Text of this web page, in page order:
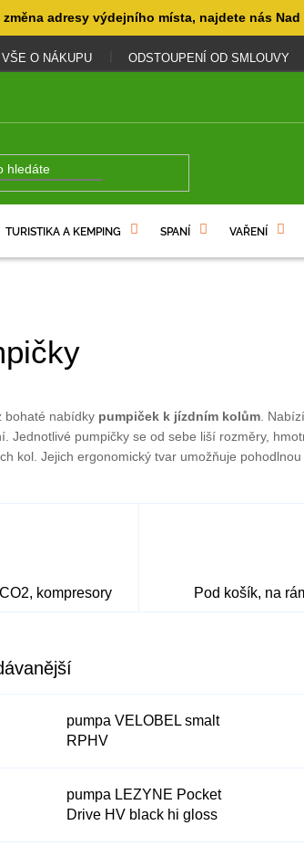
změna adresy výdejního místa, najdete nás
VŠE O NÁKUPU ODSTOUPENÍ OD SMLOUVY
TURISTIKA A KEMPING SPANÍ VAŘENÍ
bohaté nabídky pumpiček k jízdním kolům.
Jednotlivé pumpičky se od sebe liší rozměry,
kol. Jejich ergonomický tvar umožňuje
CO2, kompresory Pod košík, na
pumpa VELOBEL smalt
RPHV
pumpa LEZYNE Pocket
Drive HV black hi gloss